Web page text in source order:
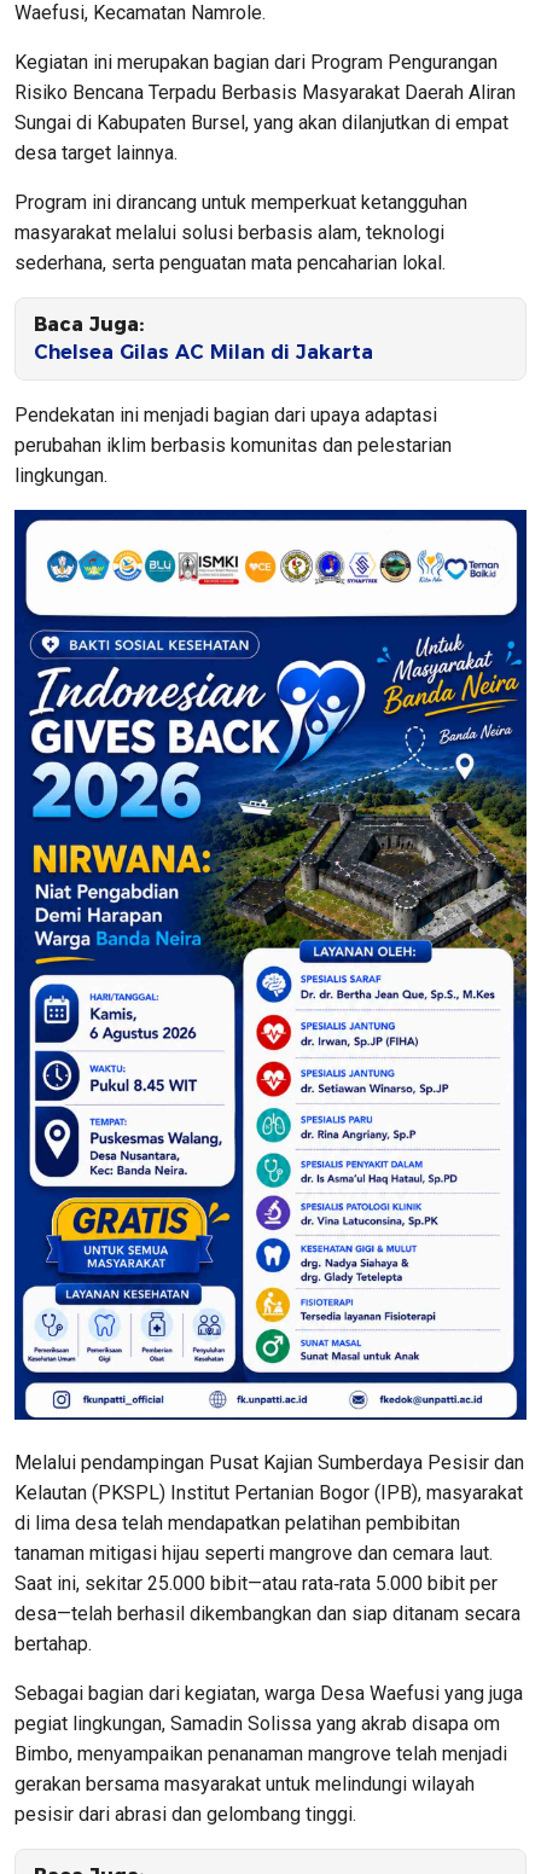
Waefusi, Kecamatan Namrole.
Kegiatan ini merupakan bagian dari Program Pengurangan
Risiko Bencana Terpadu Berbasis Masyarakat Daerah Aliran
Sungai di Kabupaten Bursel, yang akan dilanjutkan di empat
desa target lainnya.
Program ini dirancang untuk memperkuat ketangguhan
masyarakat melalui solusi berbasis alam, teknologi
sederhana, serta penguatan mata pencaharian lokal.
Baca Juga:
Chelsea Gilas AC Milan di Jakarta
Pendekatan ini menjadi bagian dari upaya adaptasi
perubahan iklim berbasis komunitas dan pelestarian
lingkungan.
Melalui pendampingan Pusat Kajian Sumberdaya Pesisir dan
Kelautan (PKSPL) Institut Pertanian Bogor (IPB), masyarakat
di lima desa telah mendapatkan pelatihan pembibitan
tanaman mitigasi hijau seperti mangrove dan cemara laut.
Saat ini, sekitar 25.000 bibit—atau rata‑rata 5.000 bibit per
desa—telah berhasil dikembangkan dan siap ditanam secara
bertahap.
Sebagai bagian dari kegiatan, warga Desa Waefusi yang juga
pegiat lingkungan, Samadin Solissa yang akrab disapa om
Bimbo, menyampaikan penanaman mangrove telah menjadi
gerakan bersama masyarakat untuk melindungi wilayah
pesisir dari abrasi dan gelombang tinggi.